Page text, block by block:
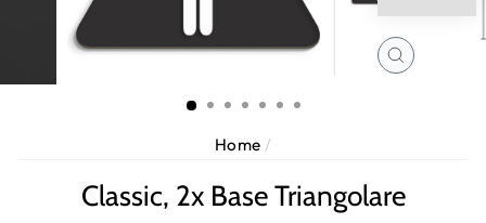
CHIUDI
Home /
Classic, 2x Base Triangolare